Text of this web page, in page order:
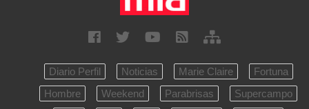
Diario Perfil Noticias Marie Claire
Fortuna
Hombre
Weekend Parabrisas
Supercampo